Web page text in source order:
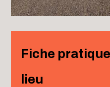
Fiche
lieu